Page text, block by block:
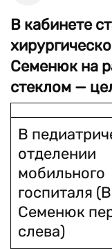
В кабинете
Семенюк на
стеклом —
В
отделении
мобильного
госпиталя
Семенюк
слева)